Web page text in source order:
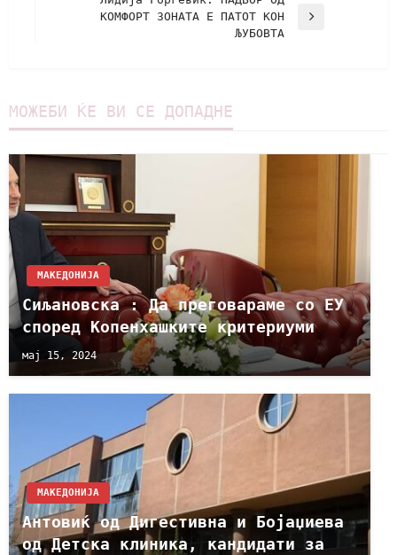
КОМФОРТ ЗОНАТА Е ПАТОТ КОН
ЉУБОВТА
МОЖЕБИ ЌЕ ВИ СЕ ДОПАДНЕ
МАКЕДОНИЈА
Сиљановска : Да преговараме со ЕУ
според Копенхашките критериуми
мај 15, 2024
МАКЕДОНИЈА
Антовиќ од Дигестивна и Бојаџиева
од Детска клиника, кандидати за